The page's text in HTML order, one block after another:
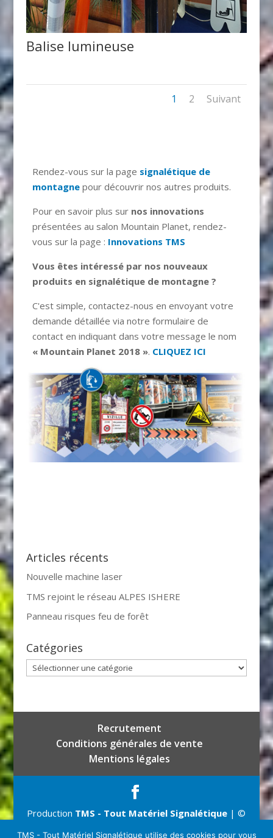
Balise lumineuse
1 2 Suivant
Rendez-vous sur la page signalétique de
montagnepour découvrir nos autres produits.
Pour en savoir plus sur nos innovations
présentées au salon Mountain Planet, rendez-
vous sur la page : Innovations TMS
Vous êtes intéressé par nos nouveaux
produits en signalétique de montagne ?
C'est simple, contactez-nous en envoyant votre
demande détaillée via notre formulaire de
contact en indiquant dans votre message le nom
« Mountain Planet 2018 ». CLIQUEZ ICI
Articles récents
Nouvelle machine laser
TMS rejoint le réseau ALPES ISHERE
Panneau risques feu de forêt
Catégories
Catégories
Recrutement
Conditions générales de vente
Mentions légales
Production TMS - Tout Matériel Signalétique | ©
Copyright 2026
TMS - Tout Matériel Signalétique utilise des cookies pour vous